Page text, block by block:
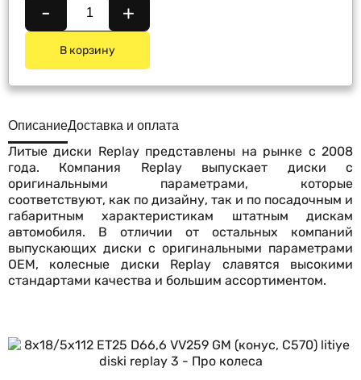
- +
В корзину
ОписаниеДоставка и оплата
Литые диски Replay представлены на рынке с 2008
года. Компания Replay выпускает диски с
оригинальными параметрами, которые
соответствуют, как по дизайну, так и по посадочным и
габаритным характеристикам штатным дискам
автомобиля. В отличии от остальных компаний
выпускающих диски с оригинальными параметрами
OEM, колесные диски Replay славятся высокими
стандартами качества и большим ассортиментом.